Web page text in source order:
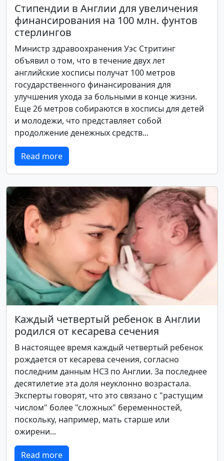
Стипендии в Англии для увеличения
финансирования на 100 млн. фунтов
стерлингов
Министр здравоохранения Уэс Стритинг
объявил о том, что в течение двух лет
английские хосписы получат 100 метров
государственного финансирования для
улучшения ухода за больными в конце жизни.
Еще 26 метров собираются в хосписы для детей
и молодежи, что представляет собой
продолжение денежных средств...
Read more
Каждый четвертый ребенок в Англии
родился от кесарева сечения
В настоящее время каждый четвертый ребенок
рождается от кесарева сечения, согласно
последним данным НСЗ по Англии. За последнее
десятилетие эта доля неуклонно возрастала.
Эксперты говорят, что это связано с "растущим
числом" более "сложных" беременностей,
поскольку, например, мать старше или
ожирени...
Read more